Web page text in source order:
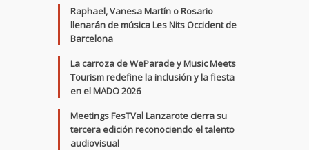
Raphael, Vanesa Martín o Rosario
llenarán de música Les Nits Occident de
Barcelona
La carroza de WeParade y Music Meets
Tourism redefine la inclusión y la fiesta
en el MADO 2026
Meetings FesTVal Lanzarote cierra su
tercera edición reconociendo el talento
audiovisual